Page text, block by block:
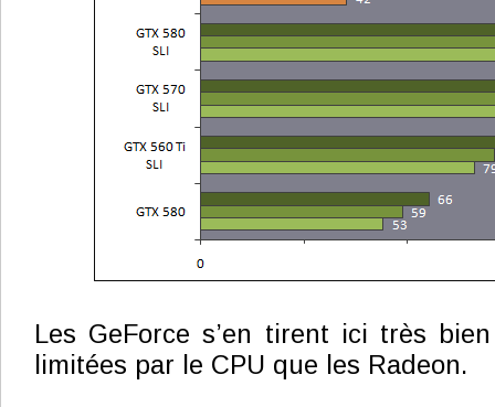
Les GeForce s’en tirent ici très
limitées par le CPU que les Radeon.